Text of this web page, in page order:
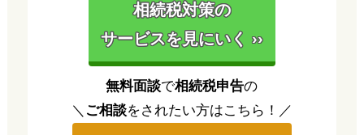
相続税対策の
サービスを見にいく ››
無料面談で相続税申告の
＼ ご相談をされたい方はこちら！／